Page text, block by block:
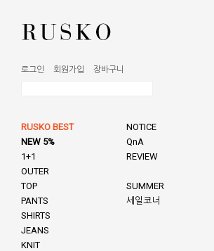
로그인 회원가입 장바구니
RUSKO BEST
NEW 5%
1+1
OUTER
TOP
PANTS
SHIRTS
JEANS
KNIT
NOTICE
QnA
REVIEW
SUMMER
세일코너